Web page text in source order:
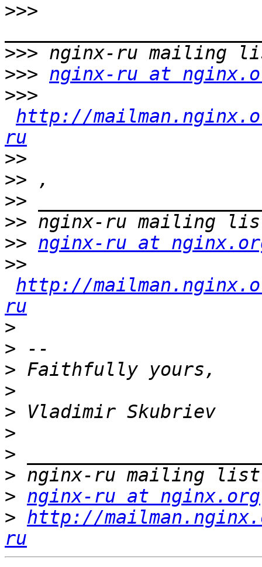
>>>
>>>
>>> nginx-ru at
>>>
http://
ru
>>
>>
>>
>>
>> nginx-ru at
>>
http://
ru
>
>
>
>
>
>
>
>
> nginx-ru at nginx.org
> http://
ru